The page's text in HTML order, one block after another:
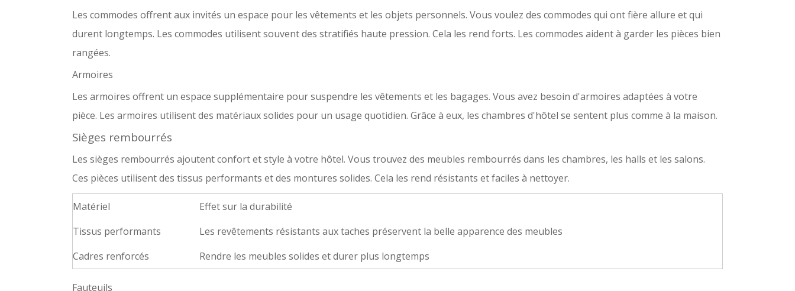
Les commodes offrent aux invités un espace pour les vêtements et les objets personnels. Vous voulez des commodes qui ont fière allure et qui
durent longtemps. Les commodes utilisent souvent des stratifiés haute pression. Cela les rend forts. Les commodes aident à garder les pièces bien
rangées.
Armoires
Les armoires offrent un espace supplémentaire pour suspendre les vêtements et les bagages. Vous avez besoin d'armoires adaptées à votre
pièce. Les armoires utilisent des matériaux solides pour un usage quotidien. Grâce à eux, les chambres d'hôtel se sentent plus comme à la maison.
Sièges rembourrés
Les sièges rembourrés ajoutent confort et style à votre hôtel. Vous trouvez des meubles rembourrés dans les chambres, les halls et les salons.
Ces pièces utilisent des tissus performants et des montures solides. Cela les rend résistants et faciles à nettoyer.
Matériel
Effet sur la durabilité
Tissus performants
Les revêtements résistants aux taches préservent la belle apparence des meubles
Cadres renforcés
Rendre les meubles solides et durer plus longtemps
Fauteuils